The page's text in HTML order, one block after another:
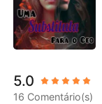
Sair
Baixar App
Lobisomem
Contos
Bilionários
5.0
16 Comentário(s)